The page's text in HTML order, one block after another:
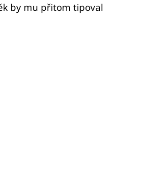
by mu přitom tipoval